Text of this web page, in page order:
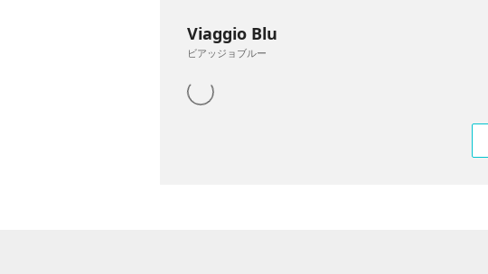
Viaggio Blu
ビアッジョブルー